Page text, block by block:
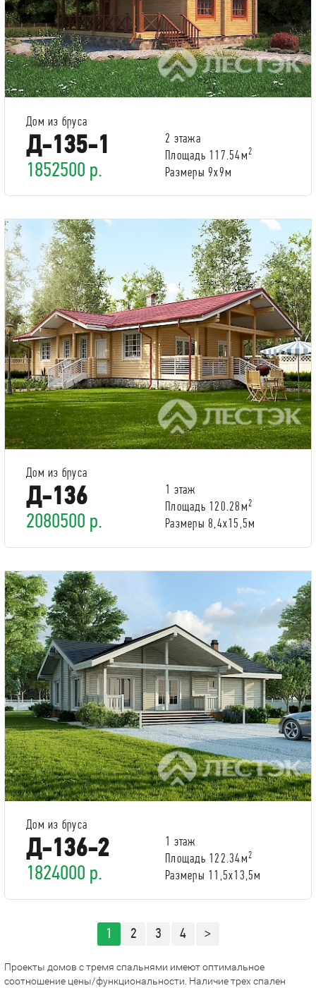
Дом из бруса
Д-135-1
1852500 р.
2 этажа
Площадь 117.54м2
Размеры 9х9м
Дом из бруса
Д-136
2080500 р.
1 этаж
Площадь 120.28м2
Размеры 8,4х15,5м
Дом из бруса
Д-136-2
1824000 р.
1 этаж
Площадь 122.34м2
Размеры 11,5x13,5м
1 2 3 4 >
Проекты домов с тремя спальнями имеют оптимальное
соотношение цены/функциональности. Наличие трех спален